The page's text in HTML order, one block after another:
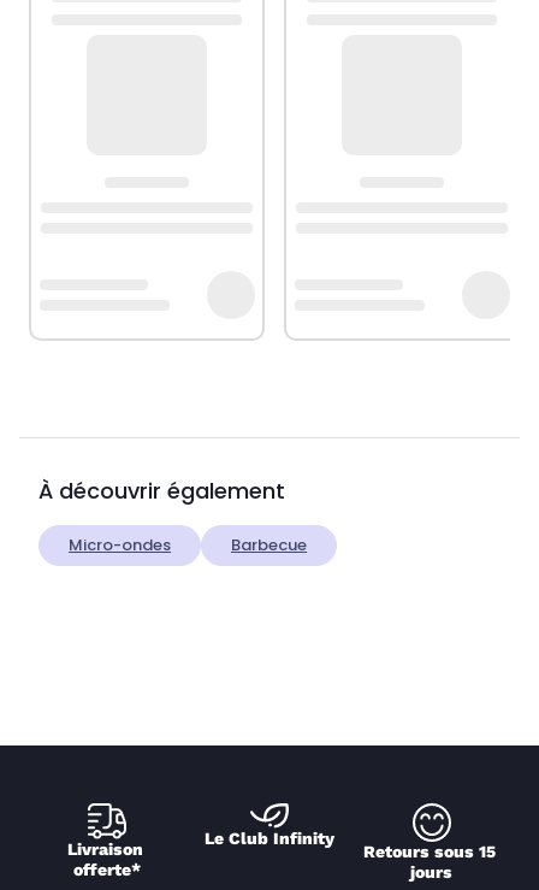
À découvrir également
Micro-ondes Barbecue
Livraison
offerte*
Le Club Infinity
Retours sous 15
jours